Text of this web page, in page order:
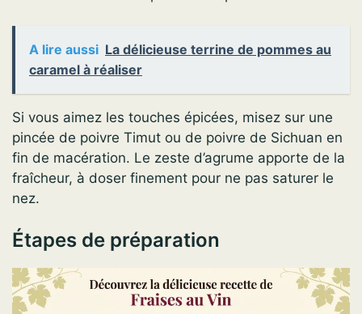
A lire aussi La délicieuse terrine de pommes au
caramel à réaliser
Si vous aimez les touches épicées, misez sur une
pincée de poivre Timut ou de poivre de Sichuan en
fin de macération. Le zeste d’agrume apporte de la
fraîcheur, à doser finement pour ne pas saturer le
nez.
Étapes de préparation